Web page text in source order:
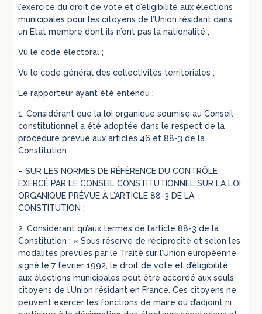
l’exercice du droit de vote et d’éligibilité aux élections
municipales pour les citoyens de l’Union résidant dans
un Etat membre dont ils n’ont pas la nationalité ;
Vu le code électoral ;
Vu le code général des collectivités territoriales ;
Le rapporteur ayant été entendu ;
1. Considérant que la loi organique soumise au Conseil
constitutionnel a été adoptée dans le respect de la
procédure prévue aux articles 46 et 88-3 de la
Constitution ;
– SUR LES NORMES DE RÉFÉRENCE DU CONTRÔLE
EXERCÉ PAR LE CONSEIL CONSTITUTIONNEL SUR LA LOI
ORGANIQUE PRÉVUE À L’ARTICLE 88-3 DE LA
CONSTITUTION :
2. Considérant qu’aux termes de l’article 88-3 de la
Constitution : « Sous réserve de réciprocité et selon les
modalités prévues par le Traité sur l’Union européenne
signé le 7 février 1992, le droit de vote et d’éligibilité
aux élections municipales peut être accordé aux seuls
citoyens de l’Union résidant en France. Ces citoyens ne
peuvent exercer les fonctions de maire ou d’adjoint ni